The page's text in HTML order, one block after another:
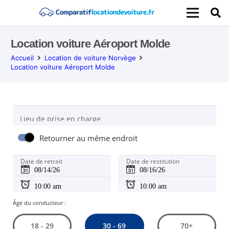
Location voiture Aéroport Molde
Accueil
Location de voiture Norvège
Location voiture Aéroport Molde
Lieu de prise en charge
Retourner au même endroit
Date de retrait Date de restitution
Âge du conducteur :
18 - 29 30 - 69 70+